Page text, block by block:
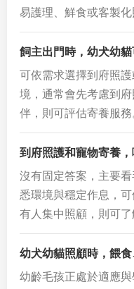
易護理、鮮食或客製化
飼主出門時，幼犬幼
可依需求選擇到府照
境，通常會先考慮到
伴，則可評估寄養服務
到府照護和寵物寄養
沒有固定答案，主要
悉環境與穩定作息，
有人集中照顧，則可了
幼犬幼貓照顧時，餵
幼齡毛孩正處於適應